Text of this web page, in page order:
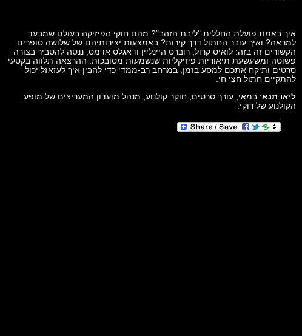
איך באמת פועלת החללית "ליבת הזהב"? מהם חוקי הפיזיקה בעולם שמבעד
למראה? ואיך עובר החתול דרך קירות? באמצעות יצירותיהם של שלושה סופרים
הקשורים זה בזה: לואיס קרול, רוברט היינליין ודאגלס אדמס, ננסה להסביר בצורה
פשוטה ומשעשעת תיאוריות פיזיקליות שנשמעות מסובכות. ההרצאה תלווה בקטעי
סרטים ותיקח אתכם למסע בזמן, במרחב רב-ממדי כדי להבין איך לעזאזל יכול
להתקיים חתול חצי חי.
ליאו תנא: במאי, עורך סרטים, חוקר קולנוע, מנהל מועדון המעריצים של מופע
הקולנוע של רוקי.